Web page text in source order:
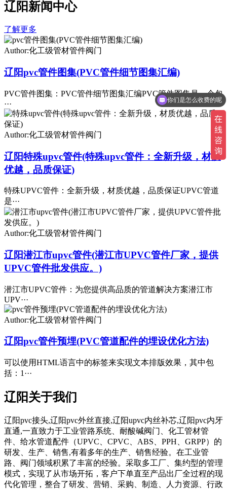
辽阳新闻中心
了解更多
Author:化工级管材管件阀门
辽阳pvc管件图集(PVC管件细节图集汇编)
PVC管件图集：PVC管件细节图集汇编PVC管件图集是一个包
···
Author:化工级管材管件阀门
辽阳特殊upvc管件(特殊upvc管件：全新升级，材质
优越，品质保证)
特殊UPVC管件：全新升级，材质优越，品质保证UPVC管道
是···
Author:化工级管材管件阀门
辽阳潜江市upvc管件(潜江市UPVC管件厂家，提供
UPVC管件批发供应。)
潜江市UPVC管件：为您提供高品质的管道解决方案潜江市
UPV···
Author:化工级管材管件阀门
辽阳pvc管件预埋(PVC管道配件的埋设优化方法)
可以使用HTML语言中的标签来实现文本排版效果，其中包
括：1···
辽阳关于我们
辽阳pvc接头,辽阳pvc外丝直接,辽阳upvc内丝补芯,辽阳pvc内牙
直通,一直致力于工业管路系统、耐酸碱阀门、化工管材管
件、给水管道配件（UPVC、CPVC、ABS、PPH、GRPP）的
研发、生产、销售,有着多年的生产、销售经验。在工业管
路、阀门领域积累了丰富的经验。采取多工厂、集约型的管理
模式，实现了从市场开拓，客户下单直至产品出厂全过程的现
代化管理，整合了研发、营销、采购、制造、人力资源、行政
你们是怎么收费的呢